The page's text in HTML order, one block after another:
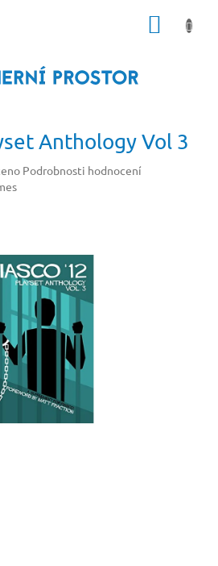
Anthology Vol 3
Podrobnosti hodnocení